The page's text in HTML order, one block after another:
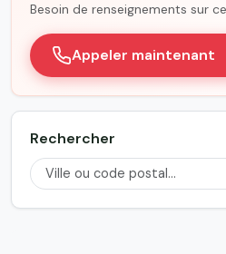
Besoin de renseignements sur
Appeler maintenant
Rechercher